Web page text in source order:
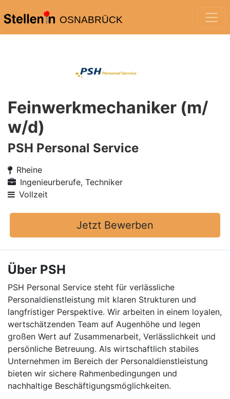
OSNABRÜCK
Feinwerkmechaniker (m/
w/d)
PSH Personal Service
Rheine
Ingenieurberufe, Techniker
Vollzeit
Jetzt Bewerben
Über PSH
PSH Personal Service steht für verlässliche
Personaldienstleistung mit klaren Strukturen und
langfristiger Perspektive. Wir arbeiten in einem loyalen,
wertschätzenden Team auf Augenhöhe und legen
großen Wert auf Zusammenarbeit, Verlässlichkeit und
persönliche Betreuung. Als wirtschaftlich stabiles
Unternehmen im Bereich der Personaldienstleistung
bieten wir sichere Rahmenbedingungen und
nachhaltige Beschäftigungsmöglichkeiten.